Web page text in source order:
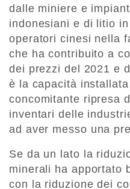
dalle miniere e
indonesiani e di litio
operatori cinesi nella
che ha contribuito a
dei prezzi del 2021 e
è la capacità
concomitante ripresa
inventari delle
ad aver messo una
Se da un lato la
minerali ha apportato
con la riduzione dei